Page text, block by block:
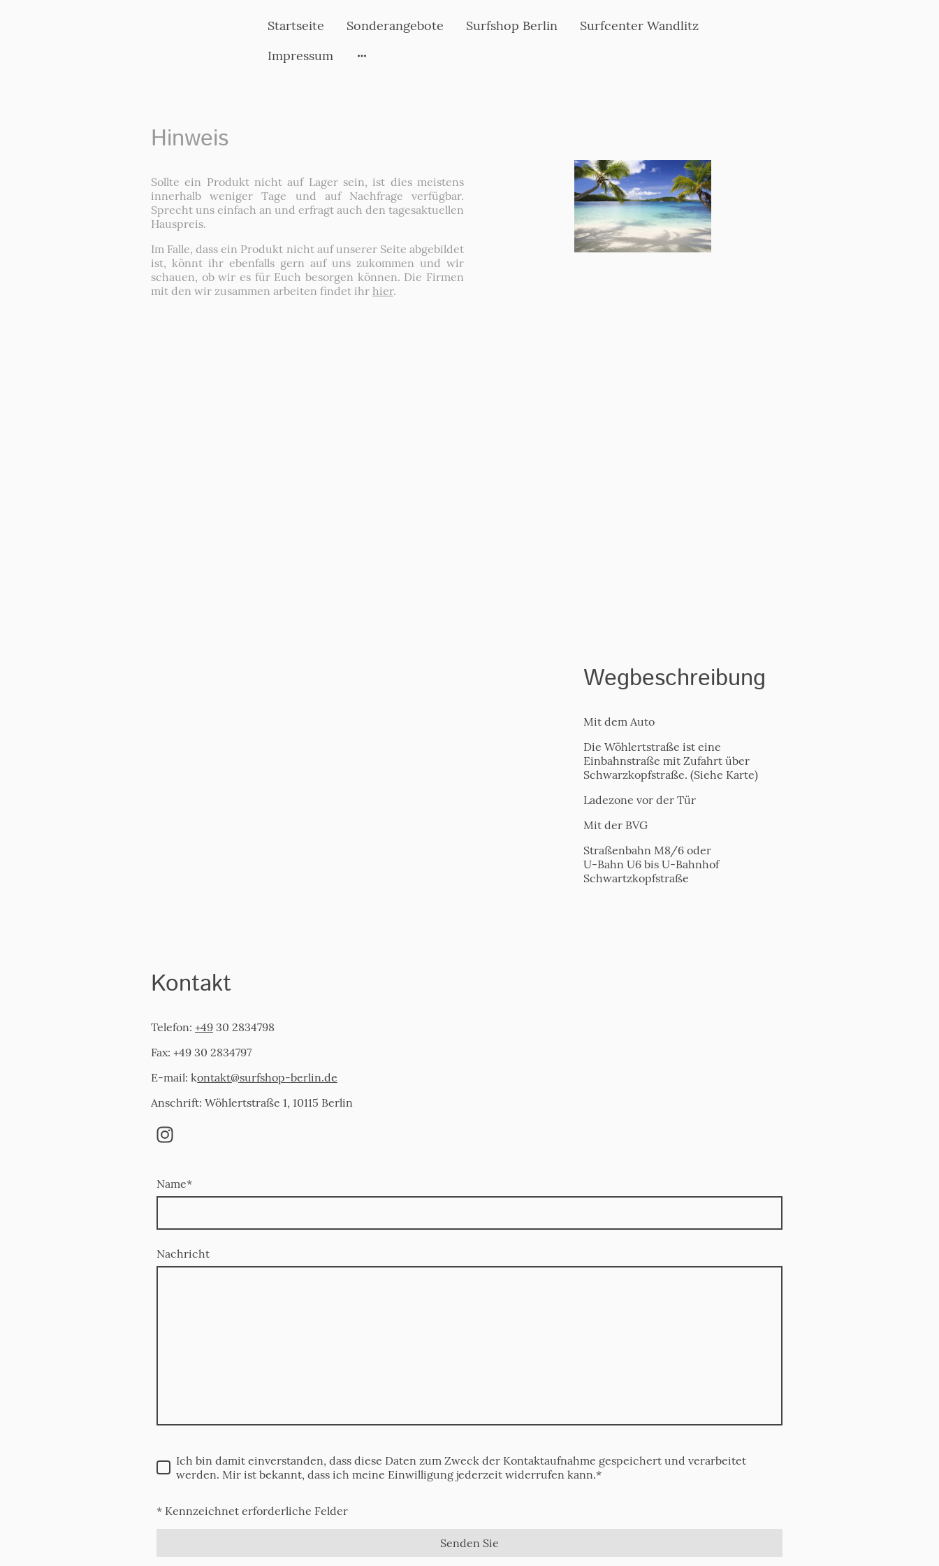
Startseite Sonderangebote Surfshop Berlin
Surfcenter Wandlitz
Impressum
Hinweis
Sollte ein Produkt nicht auf Lager sein, ist dies meistens
innerhalb weniger Tage und auf Nachfrage verfügbar.
Sprecht uns einfach an und erfragt auch den tagesaktuellen
Hauspreis.
Im Falle, dass ein Produkt nicht auf unserer Seite abgebildet
ist, könnt ihr ebenfalls gern auf uns zukommen und wir
schauen, ob wir es für Euch besorgen können. Die Firmen
mit den wir zusammen arbeiten findet ihr hier.
Wegbeschreibung
Mit dem Auto
Die Wöhlertstraße ist eine
Einbahnstraße mit Zufahrt über
Schwarzkopfstraße. (Siehe Karte)
Ladezone vor der Tür
Mit der BVG
Straßenbahn M8/6 oder
U-Bahn U6 bis U-Bahnhof
Schwartzkopfstraße
Kontakt
Telefon: +49 30 2834798
Fax: +49 30 2834797
E-mail: kontakt@surfshop-berlin.de
Anschrift: Wöhlertstraße 1, 10115 Berlin
Name*
Nachricht
Ich bin damit einverstanden, dass diese Daten zum Zweck der Kontaktaufnahme gespeichert und verarbeitet
werden. Mir ist bekannt, dass ich meine Einwilligung jederzeit widerrufen kann.*
* Kennzeichnet erforderliche Felder
Senden Sie